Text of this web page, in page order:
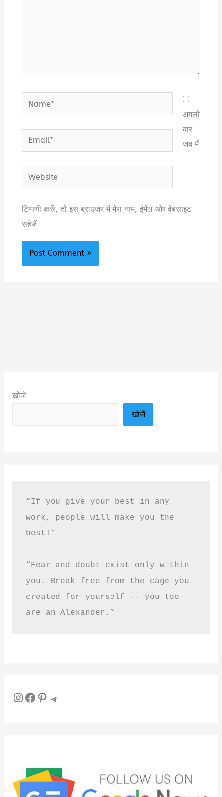
Name*
Email*
Website
अगली
बार
जब मैं
टिप्पणी करूँ, तो इस ब्राउज़र में मेरा नाम, ईमेल और वेबसाइट
सहेजें।
खोजें
खोजें
“If you give your best in any
work, people will make you the
best!”
“Fear and doubt exist only within
you. Break free from the cage you
created for yourself -- you too
are an Alexander.”
InstagramFacebook Pinterest Telegram